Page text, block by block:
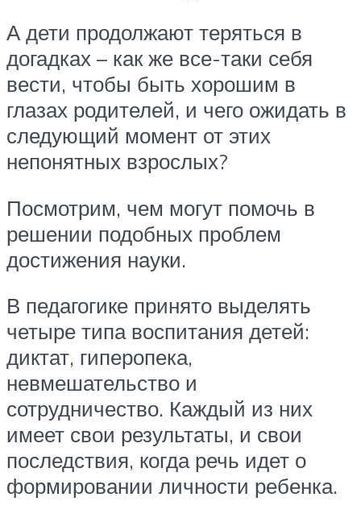
А дети продолжают теряться в
догадках – как же все-таки себя
вести, чтобы быть хорошим в
глазах родителей, и чего ожидать в
следующий момент от этих
непонятных взрослых?
Посмотрим, чем могут помочь в
решении подобных проблем
достижения науки.
В педагогике принято выделять
четыре типа воспитания детей:
диктат, гиперопека,
невмешательство и
сотрудничество. Каждый из них
имеет свои результаты, и свои
последствия, когда речь идет о
формировании личности ребенка.